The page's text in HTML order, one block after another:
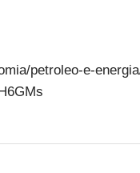
petroleo-e-